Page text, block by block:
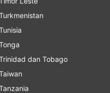
dan Tobago